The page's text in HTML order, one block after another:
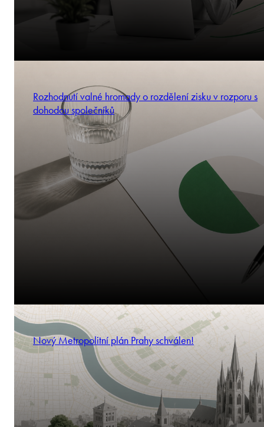
Rozhodnutí valné hromady o rozdělení zisku v rozporu s
dohodou společníků
Nový Metropolitní plán Prahy schválen!